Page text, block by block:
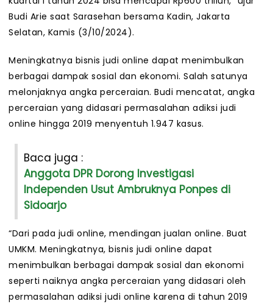
Budi Arie saat Sarasehan bersama Kadin, Jakarta
Selatan, Kamis (3/10/2024).
Meningkatnya bisnis judi online dapat menimbulkan
berbagai dampak sosial dan ekonomi. Salah satunya
melonjaknya angka perceraian. Budi mencatat, angka
perceraian yang didasari permasalahan adiksi judi
online hingga 2019 menyentuh 1.947 kasus.
Baca juga :
Anggota DPR Dorong Investigasi
Independen Usut Ambruknya Ponpes di
Sidoarjo
“Dari pada judi online, mendingan jualan online. Buat
UMKM. Meningkatnya, bisnis judi online dapat
menimbulkan berbagai dampak sosial dan ekonomi
seperti naiknya angka perceraian yang didasari oleh
permasalahan adiksi judi online karena di tahun 2019